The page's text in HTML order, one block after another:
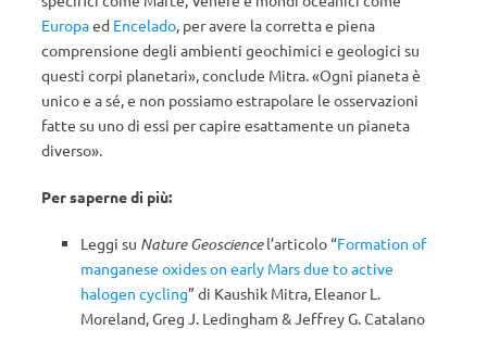
Europaed Encelado, per avere la corretta e piena
comprensione degli ambienti geochimici e geologici su
questi corpi planetari», conclude Mitra. «Ogni pianeta è
unico e a sé, e non possiamo estrapolare le osservazioni
fatte su uno di essi per capire esattamente un pianeta
diverso».
Per saperne di più:
Leggi su Nature Geosciencel’articolo “Formation of
manganese oxides on early Mars due to active
halogen cycling” di Kaushik Mitra, Eleanor L.
Moreland, Greg J. Ledingham & Jeffrey G. Catalano